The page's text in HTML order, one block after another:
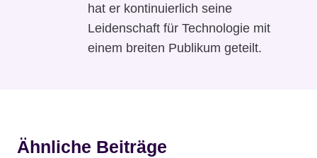
hat er kontinuierlich seine
Leidenschaft für Technologie mit
einem breiten Publikum geteilt.
Ähnliche Beiträge